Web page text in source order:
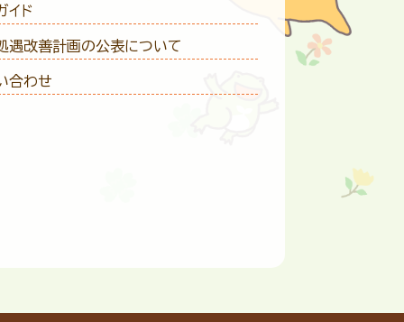
イド
遇改善計画の公表について
合わせ